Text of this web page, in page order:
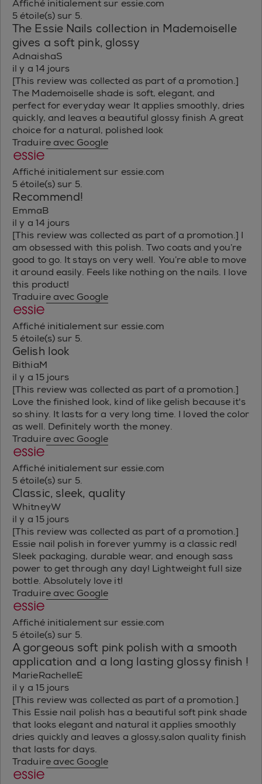
Affiché initialement sur essie.com
5 étoile(s) sur 5.
The Essie Nails collection in Mademoiselle
gives a soft pink, glossy
AdnaishaS
il y a 14 jours
[This review was collected as part of a promotion.]
The Mademoiselle shade is soft, elegant, and
perfect for everyday wear It applies smoothly, dries
quickly, and leaves a beautiful glossy finish A great
choice for a natural, polished look
Traduire avec Google
Affiché initialement sur essie.com
5 étoile(s) sur 5.
Recommend!
EmmaB
il y a 14 jours
[This review was collected as part of a promotion.] I
am obsessed with this polish. Two coats and you’re
good to go. It stays on very well. You’re able to move
it around easily. Feels like nothing on the nails. I love
this product!
Traduire avec Google
Affiché initialement sur essie.com
5 étoile(s) sur 5.
Gelish look
BithiaM
il y a 15 jours
[This review was collected as part of a promotion.]
Love the finished look, kind of like gelish because it's
so shiny. It lasts for a very long time. I loved the color
as well. Definitely worth the money.
Traduire avec Google
Affiché initialement sur essie.com
5 étoile(s) sur 5.
Classic, sleek, quality
WhitneyW
il y a 15 jours
[This review was collected as part of a promotion.]
Essie nail polish in forever yummy is a classic red!
Sleek packaging, durable wear, and enough sass
power to get through any day! Lightweight full size
bottle. Absolutely love it!
Traduire avec Google
Affiché initialement sur essie.com
5 étoile(s) sur 5.
A gorgeous soft pink polish with a smooth
application and a long lasting glossy finish !
MarieRachelleE
il y a 15 jours
[This review was collected as part of a promotion.]
This Essie nail polish has a beautiful soft pink shade
that looks elegant and natural it applies smoothly
dries quickly and leaves a glossy,salon quality finish
that lasts for days.
Traduire avec Google